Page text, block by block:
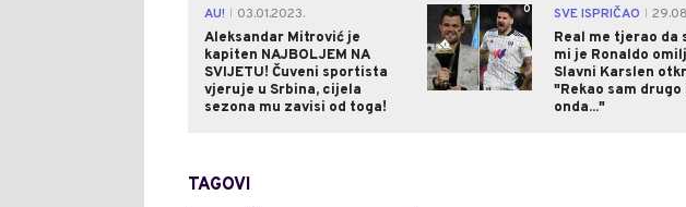
AU!
03.01.2023.
Aleksandar Mitrović je
kapiten NAJBOLJEM NA
SVIJETU! Čuveni sportista
vjeruje u Srbina, cijela
sezona mu zavisi od toga!
0 SVE ISPRIČAO
Real me tjerao da
mi je Ronaldo
Slavni Karslen
"Rekao sam drugo
onda..."
TAGOVI